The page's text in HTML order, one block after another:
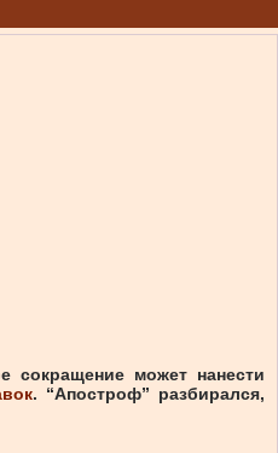
сокращение может нанести
. “Апостроф” разбирался,